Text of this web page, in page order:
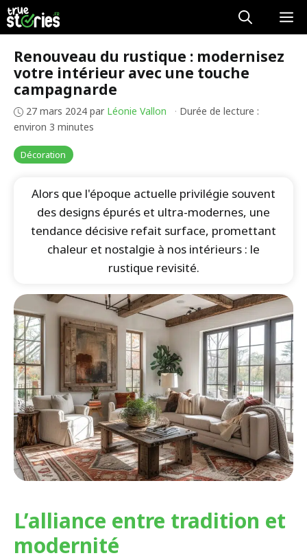
Aller
au
contenu
Décoration
Renouveau du rustique : modernisez
votre intérieur avec une touche
campagnarde
27 mars 2024 par Léonie Vallon · Durée de lecture :
environ 3 minutes
Alors que l'époque actuelle privilégie souvent
des designs épurés et ultra-modernes, une
tendance décisive refait surface, promettant
chaleur et nostalgie à nos intérieurs : le
rustique revisité.
L’alliance entre tradition et
modernité